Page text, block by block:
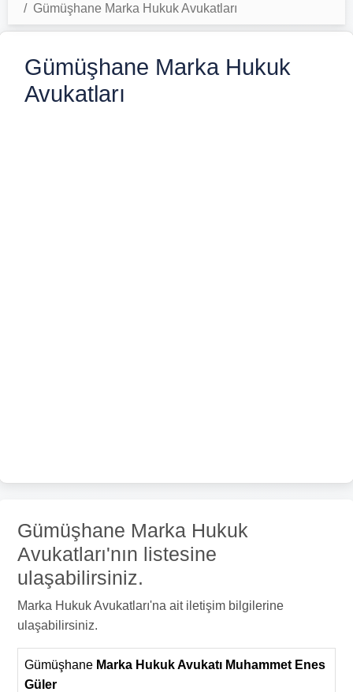
Gümüşhane Marka Hukuk Avukatları
Gümüşhane Marka Hukuk
Avukatları
Gümüşhane Marka Hukuk
Avukatları'nın listesine
ulaşabilirsiniz.
Marka Hukuk Avukatları'na ait iletişim bilgilerine
ulaşabilirsiniz.
Gümüşhane Marka Hukuk Avukatı Muhammet Enes
Güler